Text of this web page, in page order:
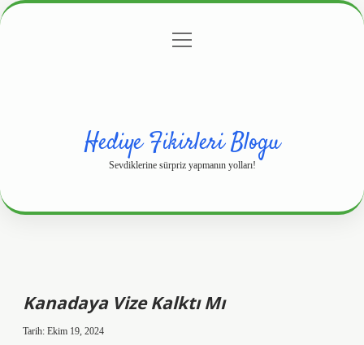
Gizlilik Politikası
menüyü
Hediye Fikirleri Blogu
Sevdiklerine sürpriz yapmanın yolları!
Kanadaya Vize Kalktı Mı
Tarih: Ekim 19, 2024